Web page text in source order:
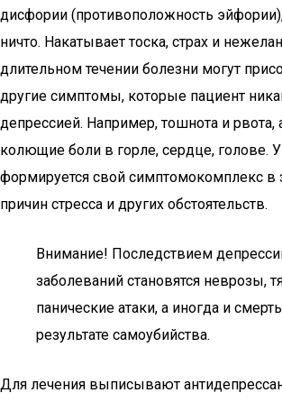
дисфории (противоположность
ничто. Накатывает тоска, страх и
длительном течении болезни могут
другие симптомы, которые пациент
депрессией. Например, тошнота и
колющие боли в горле, сердце, голове.
формируется свой симптомокомплекс в
причин стресса и других обстоятельств.
Внимание! Последствием
заболеваний становятся неврозы,
панические атаки, а иногда и
результате самоубийства.
Для лечения выписывают